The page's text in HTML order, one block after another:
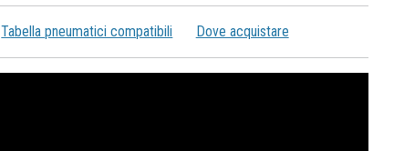
Tabella pneumatici compatibili Dove acquistare